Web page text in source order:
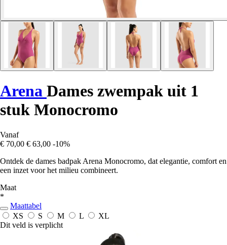
Arena Dames zwempak uit 1
stuk Monocromo
Vanaf
€ 70,00 € 63,00 -10%
Ontdek de dames badpak Arena Monocromo, dat elegantie, comfort en
een inzet voor het milieu combineert.
Maat
*
Maattabel
XS
S M L
XL
Dit veld is verplicht